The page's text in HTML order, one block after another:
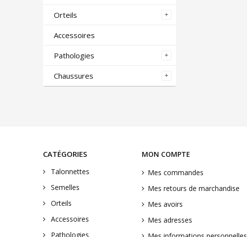
Orteils
Accessoires
Pathologies
Chaussures
CATÉGORIES
Talonnettes
Semelles
Orteils
Accessoires
Pathologies
MON COMPTE
Mes commandes
Mes retours de marchandise
Mes avoirs
Mes adresses